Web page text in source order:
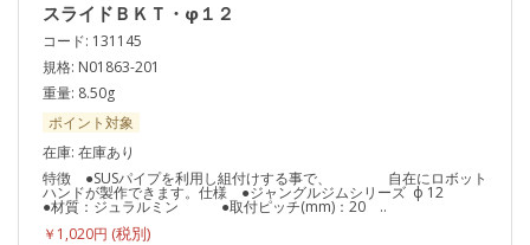
スライドＢＫＴ・φ１２
コード: 131145
規格: N01863-201
重量: 8.50g
ポイント対象
在庫: 在庫あり
特徴 ●SUSパイプを利用し組付けする事で、 自在にロボット
ハンドが製作できます。仕様 ●ジャングルジムシリーズ ф 12
●材質：ジュラルミン ●取付ピッチ(mm)：20 ..
￥1,020円